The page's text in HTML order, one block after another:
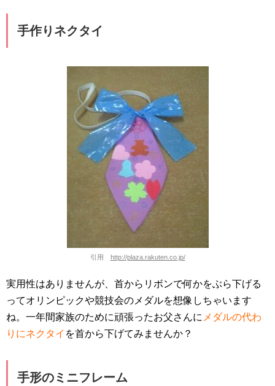
手作りネクタイ
引用 http://plaza.rakuten.co.jp/
実用性はありませんが、首からリボンで何かをぶら下げる
ってオリンピックや競技会のメダルを想像しちゃいます
ね。一年間家族のために頑張ったお父さんに メダルの代わ
りにネクタイ を首から下げてみませんか？
手形のミニフレーム